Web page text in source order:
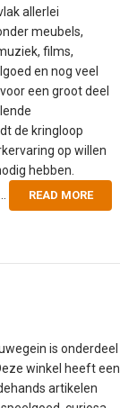
allerlei
meubels,
films,
en nog veel
een groot deel
de kringloop
op willen
hebben.
READ MORE
is onderdeel
winkel heeft een
artikelen